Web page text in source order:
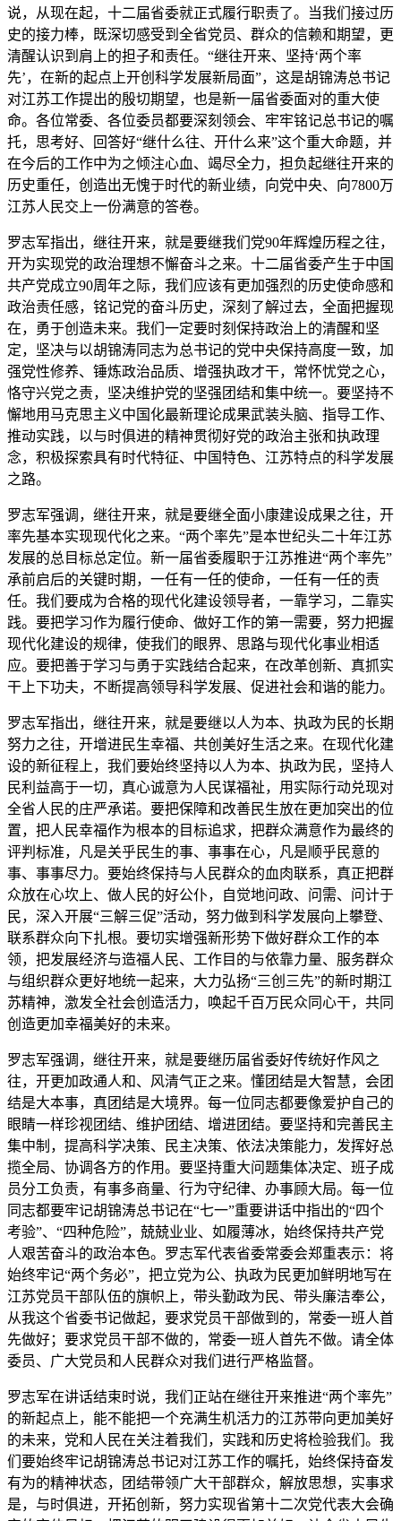
说，从现在起，十二届省委就正式履行职责了。当我们接过历
史的接力棒，既深切感受到全省党员、群众的信赖和期望，更
清醒认识到肩上的担子和责任。“继往开来、坚持‘两个率
先’，在新的起点上开创科学发展新局面”，这是胡锦涛总书记
对江苏工作提出的殷切期望，也是新一届省委面对的重大使
命。各位常委、各位委员都要深刻领会、牢牢铭记总书记的嘱
托，思考好、回答好“继什么往、开什么来”这个重大命题，并
在今后的工作中为之倾注心血、竭尽全力，担负起继往开来的
历史重任，创造出无愧于时代的新业绩，向党中央、向7800万
江苏人民交上一份满意的答卷。
罗志军指出，继往开来，就是要继我们党90年辉煌历程之往，
开为实现党的政治理想不懈奋斗之来。十二届省委产生于中国
共产党成立90周年之际，我们应该有更加强烈的历史使命感和
政治责任感，铭记党的奋斗历史，深刻了解过去，全面把握现
在，勇于创造未来。我们一定要时刻保持政治上的清醒和坚
定，坚决与以胡锦涛同志为总书记的党中央保持高度一致，加
强党性修养、锤炼政治品质、增强执政才干，常怀忧党之心，
恪守兴党之责，坚决维护党的坚强团结和集中统一。要坚持不
懈地用马克思主义中国化最新理论成果武装头脑、指导工作、
推动实践，以与时俱进的精神贯彻好党的政治主张和执政理
念，积极探索具有时代特征、中国特色、江苏特点的科学发展
之路。
罗志军强调，继往开来，就是要继全面小康建设成果之往，开
率先基本实现现代化之来。“两个率先”是本世纪头二十年江苏
发展的总目标总定位。新一届省委履职于江苏推进“两个率先”
承前启后的关键时期，一任有一任的使命，一任有一任的责
任。我们要成为合格的现代化建设领导者，一靠学习，二靠实
践。要把学习作为履行使命、做好工作的第一需要，努力把握
现代化建设的规律，使我们的眼界、思路与现代化事业相适
应。要把善于学习与勇于实践结合起来，在改革创新、真抓实
干上下功夫，不断提高领导科学发展、促进社会和谐的能力。
罗志军指出，继往开来，就是要继以人为本、执政为民的长期
努力之往，开增进民生幸福、共创美好生活之来。在现代化建
设的新征程上，我们要始终坚持以人为本、执政为民，坚持人
民利益高于一切，真心诚意为人民谋福祉，用实际行动兑现对
全省人民的庄严承诺。要把保障和改善民生放在更加突出的位
置，把人民幸福作为根本的目标追求，把群众满意作为最终的
评判标准，凡是关乎民生的事、事事在心，凡是顺乎民意的
事、事事尽力。要始终保持与人民群众的血肉联系，真正把群
众放在心坎上、做人民的好公仆，自觉地问政、问需、问计于
民，深入开展“三解三促”活动，努力做到科学发展向上攀登、
联系群众向下扎根。要切实增强新形势下做好群众工作的本
领，把发展经济与造福人民、工作目的与依靠力量、服务群众
与组织群众更好地统一起来，大力弘扬“三创三先”的新时期江
苏精神，激发全社会创造活力，唤起千百万民众同心干，共同
创造更加幸福美好的未来。
罗志军强调，继往开来，就是要继历届省委好传统好作风之
往，开更加政通人和、风清气正之来。懂团结是大智慧，会团
结是大本事，真团结是大境界。每一位同志都要像爱护自己的
眼睛一样珍视团结、维护团结、增进团结。要坚持和完善民主
集中制，提高科学决策、民主决策、依法决策能力，发挥好总
揽全局、协调各方的作用。要坚持重大问题集体决定、班子成
员分工负责，有事多商量、行为守纪律、办事顾大局。每一位
同志都要牢记胡锦涛总书记在“七一”重要讲话中指出的“四个
考验”、“四种危险”，兢兢业业、如履薄冰，始终保持共产党
人艰苦奋斗的政治本色。罗志军代表省委常委会郑重表示：将
始终牢记“两个务必”，把立党为公、执政为民更加鲜明地写在
江苏党员干部队伍的旗帜上，带头勤政为民、带头廉洁奉公，
从我这个省委书记做起，要求党员干部做到的，常委一班人首
先做好；要求党员干部不做的，常委一班人首先不做。请全体
委员、广大党员和人民群众对我们进行严格监督。
罗志军在讲话结束时说，我们正站在继往开来推进“两个率先”
的新起点上，能不能把一个充满生机活力的江苏带向更加美好
的未来，党和人民在关注着我们，实践和历史将检验我们。我
们要始终牢记胡锦涛总书记对江苏工作的嘱托，始终保持奋发
有为的精神状态，团结带领广大干部群众，解放思想，实事求
是，与时俱进，开拓创新，努力实现省第十二次党代表大会确